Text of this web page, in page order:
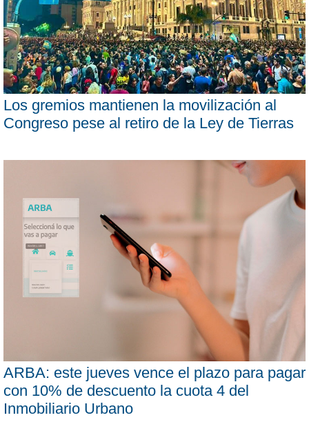
Los gremios mantienen la movilización al
Congreso pese al retiro de la Ley de Tierras
ARBA: este jueves vence el plazo para pagar
con 10% de descuento la cuota 4 del
Inmobiliario Urbano